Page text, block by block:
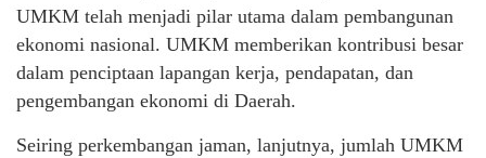
UMKM telah menjadi pilar utama dalam pembangunan
ekonomi nasional. UMKM memberikan kontribusi besar
dalam penciptaan lapangan kerja, pendapatan, dan
pengembangan ekonomi di Daerah.
Seiring perkembangan jaman, lanjutnya, jumlah UMKM